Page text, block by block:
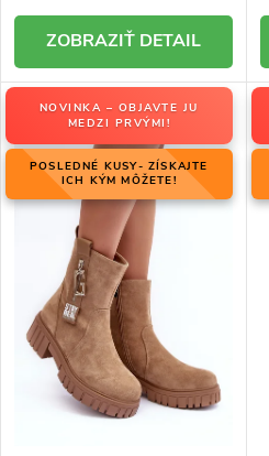
DETAIL
NOVINKA – OBJAVTE JU
MEDZI PRVÝMI!
POSLEDNÉ KUSY- ZÍSKAJTE
ICH KÝM MÔŽETE!